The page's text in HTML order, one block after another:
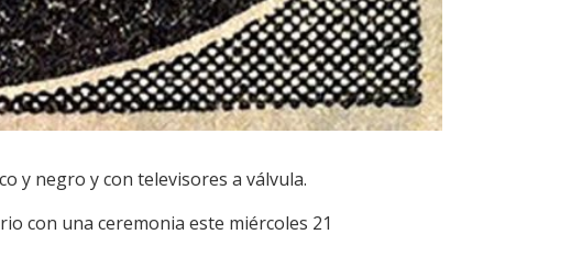
y negro y con televisores a válvula.
con una ceremonia este miércoles 21